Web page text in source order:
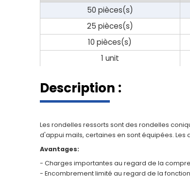
50 pièces(s)
25 pièces(s)
10 pièces(s)
1 unit
Description :
Les rondelles ressorts sont des rondelles
d'appui mails, certaines en sont équipées.
Avantages:
- Charges importantes au regard de la
- Encombrement limité au regard de la fonction